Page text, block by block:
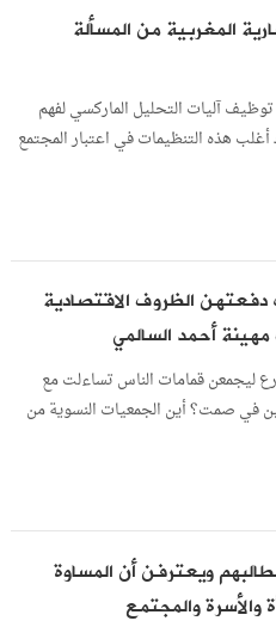
المغربية من المسألة
آليات التحليل الماركسي لفهم
أغلب هذه التنظيمات في اعتبار المجتمع
الظروف الاقتصادية
أحمد السالمي
ليجمعن قمامات الناس تساءلت مع
في صمت؟ أين الجمعيات النسوية من
ويعترفن أن المساوة
والأسرة والمجتمع